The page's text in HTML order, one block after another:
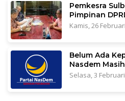
Pemkesra
Pimpinan
Kamis, 26
Belum Ada
Nasdem
Selasa, 3